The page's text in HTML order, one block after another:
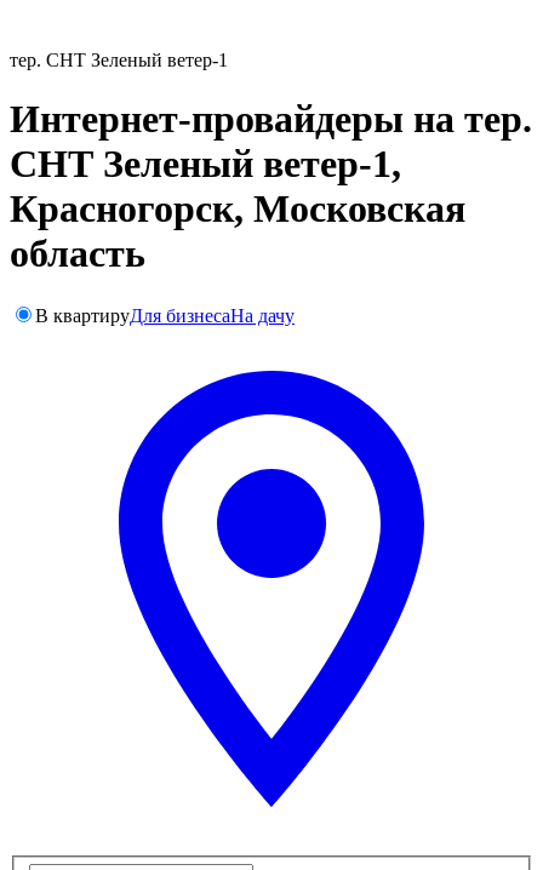
тер. СНТ Зеленый ветер-1
Интернет-провайдеры на тер.
СНТ Зеленый ветер-1,
Красногорск, Московская
область
В квартируДля бизнесаНа дачу